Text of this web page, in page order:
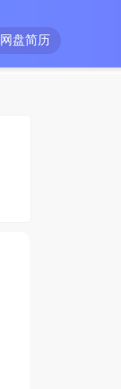
网盘简历